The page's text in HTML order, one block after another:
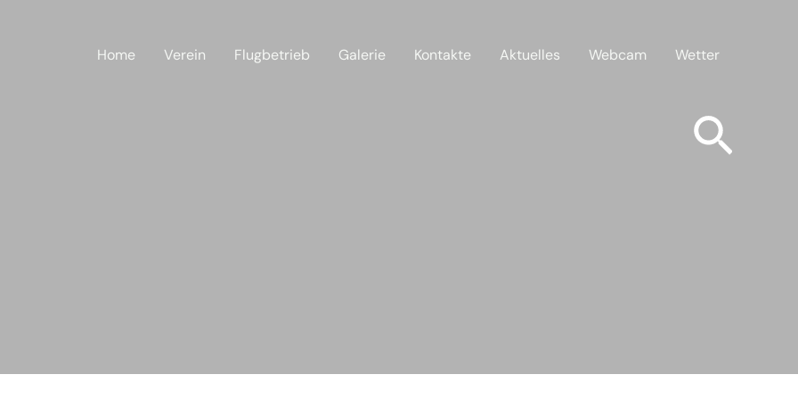
Home Verein Flugbetrieb Galerie Kontakte Aktuelles Webcam Wetter